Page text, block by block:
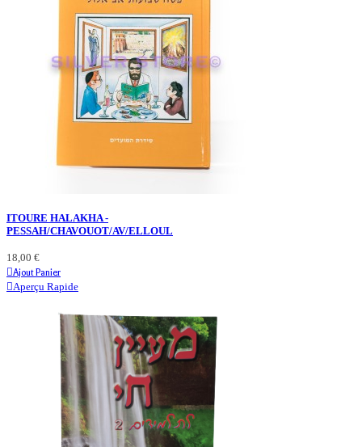
ITOURE HALAKHA -
PESSAH/CHAVOUOT/AV/ELLOUL
18,00 €
Ajout Panier
Aperçu Rapide